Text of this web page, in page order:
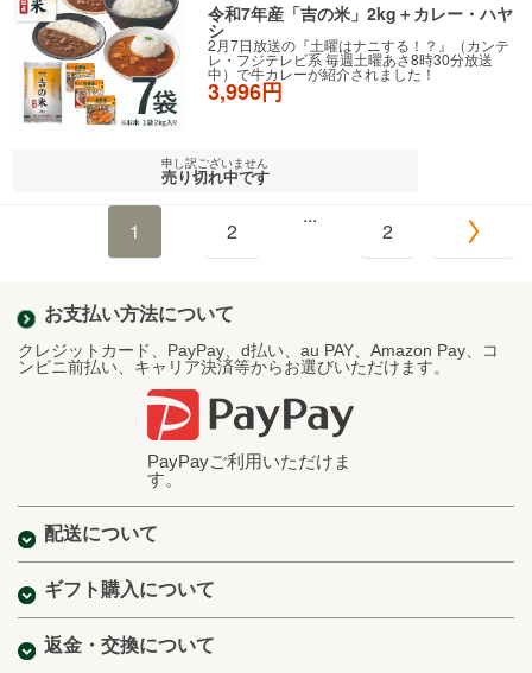
令和7年産「吉の米」2kg＋カレー・ハヤ
シ
2月7日放送の『土曜はナニする！？』（カンテ
レ・フジテレビ系 毎週土曜あさ8時30分放送
中）で牛カレーが紹介されました！
3,996円
申し訳ございません
売り切れ中です
1 2
...
2
お支払い方法について
クレジットカード、PayPay、d払い、au PAY、Amazon Pay、コ
ンビニ前払い、キャリア決済等からお選びいただけます。
PayPayご利用いただけま
す。
配送について
ギフト購入について
返金・交換について